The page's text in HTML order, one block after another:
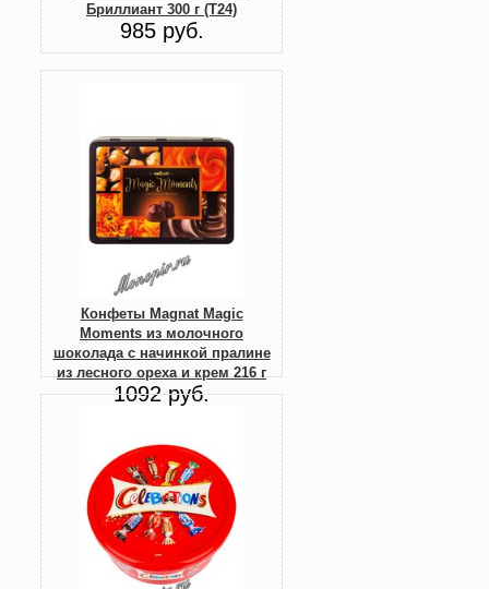
Бриллиант 300 г (T24)
985 руб.
Конфеты Magnat Magic
Moments из молочного
шоколада с начинкой пралине
из лесного ореха и крем 216 г
1092 руб.